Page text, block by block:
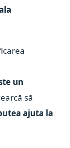
un
să
ajuta la